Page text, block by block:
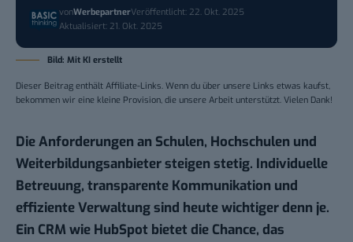
vonWerbepartnerVeröffentlicht: 22. Okt. 2025
Aktualisiert: 21. Okt. 2025
Bild: Mit KI erstellt
Dieser Beitrag enthält Affiliate-Links. Wenn du über unsere Links etwas kaufst,
bekommen wir eine kleine Provision, die unsere Arbeit unterstützt. Vielen Dank!
Die Anforderungen an Schulen, Hochschulen und
Weiterbildungsanbieter steigen stetig. Individuelle
Betreuung, transparente Kommunikation und
effiziente Verwaltung sind heute wichtiger denn je.
Ein CRM wie HubSpot bietet die Chance, das